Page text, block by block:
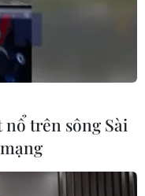
Games 32 với 107
trên sông Sài